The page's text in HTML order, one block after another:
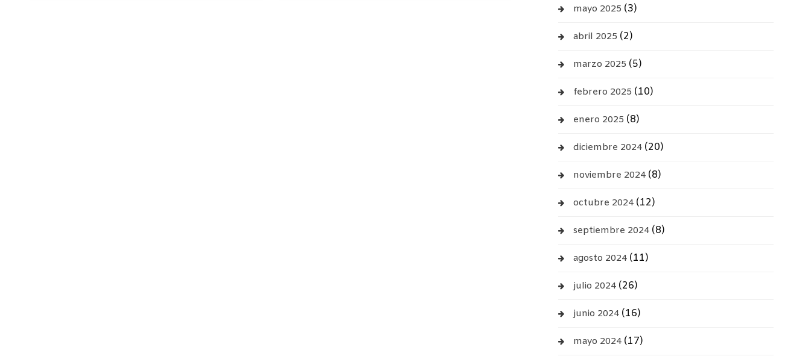
mayo 2025 (3)
abril 2025 (2)
marzo 2025 (5)
febrero 2025 (10)
enero 2025 (8)
diciembre 2024 (20)
noviembre 2024 (8)
octubre 2024 (12)
septiembre 2024 (8)
agosto 2024 (11)
julio 2024 (26)
junio 2024 (16)
mayo 2024 (17)